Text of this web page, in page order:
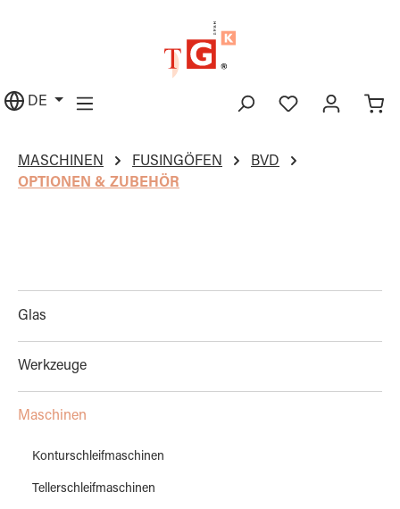
DE
MASCHINEN FUSINGÖFEN
BVD
OPTIONEN & ZUBEHÖR
Glas
Werkzeuge
Maschinen
Konturschleifmaschinen
Tellerschleifmaschinen